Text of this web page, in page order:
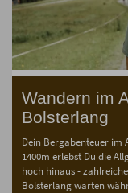
Wandern im
Bolsterlang
Dein Bergabenteuer im
1400m erlebst Du die
hoch hinaus -
Bolsterlang warten